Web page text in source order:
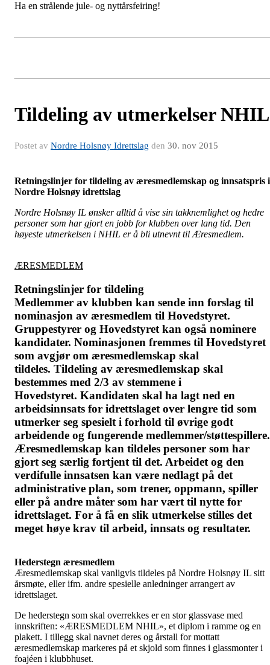
Ha en strålende jule- og nyttårsfeiring!
Tildeling av utmerkelser NHIL
Postet av Nordre Holsnøy Idrettslag den 30. nov 2015
Retningslinjer for tildeling av æresmedlemskap og innsatspris i
Nordre Holsnøy idrettslag
Nordre Holsnøy IL ønsker alltid å vise sin takknemlighet og hedre
personer som har gjort en jobb for klubben over lang tid. Den
høyeste utmerkelsen i NHIL er å bli utnevnt til Æresmedlem.
ÆRESMEDLEM
Retningslinjer for tildeling
Medlemmer av klubben kan sende inn forslag til
nominasjon av æresmedlem til Hovedstyret.
Gruppestyrer og Hovedstyret kan også nominere
kandidater. Nominasjonen fremmes til Hovedstyret
som avgjør om æresmedlemskap skal
tildeles. Tildeling av æresmedlemskap skal
bestemmes med 2/3 av stemmene i
Hovedstyret. Kandidaten skal ha lagt ned en
arbeidsinnsats for idrettslaget over lengre tid som
utmerker seg spesielt i forhold til øvrige godt
arbeidende og fungerende medlemmer/støttespillere.
Æresmedlemskap kan tildeles personer som har
gjort seg særlig fortjent til det. Arbeidet og den
verdifulle innsatsen kan være nedlagt på det
administrative plan, som trener, oppmann, spiller
eller på andre måter som har vært til nytte for
idrettslaget. For å få en slik utmerkelse stilles det
meget høye krav til arbeid, innsats og resultater.
Hederstegn æresmedlem
Æresmedlemskap skal vanligvis tildeles på Nordre Holsnøy IL sitt
årsmøte, eller ifm. andre spesielle anledninger arrangert av
idrettslaget.
De hederstegn som skal overrekkes er en stor glassvase med
innskriften: «ÆRESMEDLEM NHIL», et diplom i ramme og en
plakett. I tillegg skal navnet deres og årstall for mottatt
æresmedlemskap markeres på et skjold som finnes i glassmonter i
foajéen i klubbhuset.